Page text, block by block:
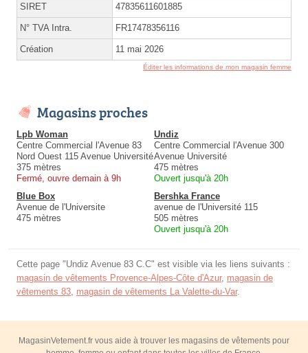
SIRET 47835611601885
N° TVA Intra. FR17478356116
Création 11 mai 2026
Éditer les informations de mon magasin femme
Magasins proches
Lpb Woman
Centre Commercial l'Avenue 83
Nord Ouest 115 Avenue Université
375 mètres
Fermé, ouvre demain à 9h
Undiz
Centre Commercial l'Avenue 300
Avenue Université
475 mètres
Ouvert jusqu'à 20h
Blue Box
Avenue de l'Universite
475 mètres
Bershka France
avenue de l'Université 115
505 mètres
Ouvert jusqu'à 20h
Cette page "Undiz Avenue 83 C.C" est visible via les liens suivants :
magasin de vêtements Provence-Alpes-Côte d'Azur, magasin de
vêtements 83 magasin de vêtements La Valette-du-Var.
MagasinVetement.fr vous aide à trouver les magasins de vêtements pour